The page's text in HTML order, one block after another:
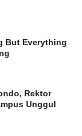
But Everything
Rektor
Unggul